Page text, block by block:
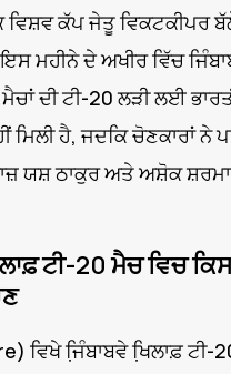
ਕੱਪ ਜੇਤੂ ਵਿਕਟਕੀਪਰ
ਮਹੀਨੇ ਦੇ ਅਖੀਰ ਵਿੱਚ
ਦੀ ਟੀ-20 ਲੜੀ ਲਈ
ਮਿਲੀ ਹੈ, ਜਦਕਿ ਚੋਣਕਾਰਾਂ ਨੇ
ਯਸ਼ ਠਾਕੁਰ ਅਤੇ ਅਸ਼ੋਕ
ਟੀ-20 ਮੈਚ ਵਿਚ
ਵਿਖੇ ਜਿ਼ੰਬਾਬਵੇ ਖਿ਼ਲਾਫ਼ ਟੀ-